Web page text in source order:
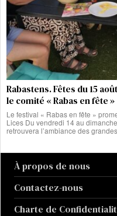
Rabastens. Fêtes du 15
le comité « Rabas en fête »
Le festival « Rabas en fête »
Lices Du vendredi 14 au
retrouvera l’ambiance des
À propos de nous
Contactez-nous
Charte de